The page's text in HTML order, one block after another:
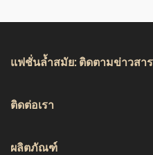
แฟชั่นล้ำสมัย: ติดตามข่าวสา
ติดต่อเรา
ผลิตภัณฑ์